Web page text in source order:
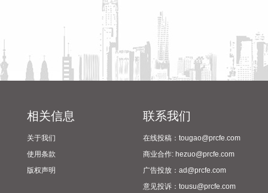
场保持稳定，多数远洋航线市场运价上涨，带动综合指数上
行。据海关总署最新公布的数据显示，以美元计价，中国7月
出口同比增加23.9%，增速继续保持高位，出口的强劲表现对
中国出口集运市场平稳发展起到长期的支撑作用。8月7日，上
海航运交易研究所（筹）发布的上海出口集装箱综合运价指数
为3276.14点，较上期上涨2.2%。
黎巴嫩总统府7日发表声明说，黎巴嫩和以色列日前在意大利
首都罗马举行的谈判在边界问题和被扣押人员获释方面取得进
展。 声明援引黎总统奥恩在内阁会议上的讲话称，本轮谈判围
绕停火、边界问题、被扣押人员获释以及“试点区域”撤军相关
问题等议题展开。双方在边界问题和被扣押人员获释方面的讨
相关信息
关于我们
使用条款
版权声明
联系我们
在线投稿：tougao@prcfe.com
商业合作: hezuo@prcfe.com
广告投放：ad@prcfe.com
意见投诉：tousu@prcfe.com